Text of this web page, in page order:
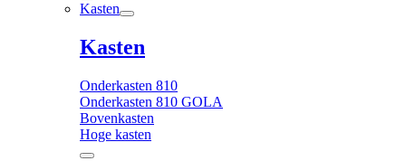
Kasten
Kasten
Onderkasten 810
Onderkasten 810 GOLA
Bovenkasten
Hoge kasten